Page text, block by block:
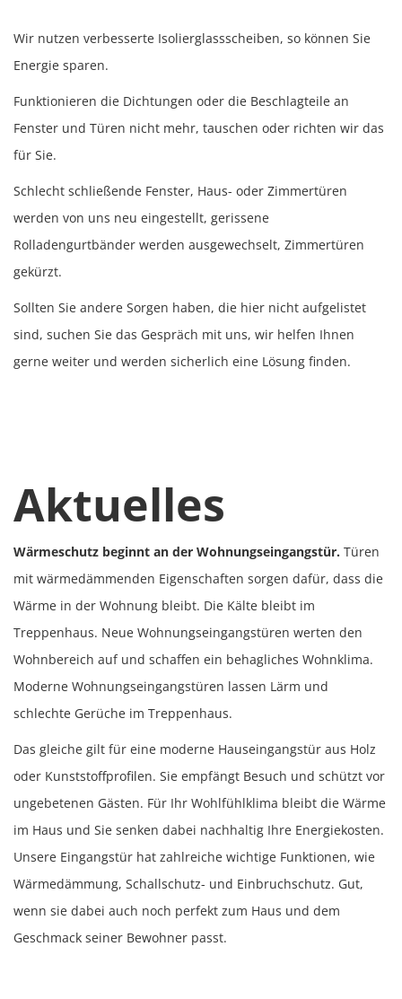
Wir nutzen verbesserte Isolierglassscheiben, so können Sie
Energie sparen.
Funktionieren die Dichtungen oder die Beschlagteile an
Fenster und Türen nicht mehr, tauschen oder richten wir das
für Sie.
Schlecht schließende Fenster, Haus- oder Zimmertüren
werden von uns neu eingestellt, gerissene
Rolladengurtbänder werden ausgewechselt, Zimmertüren
gekürzt.
Sollten Sie andere Sorgen haben, die hier nicht aufgelistet
sind, suchen Sie das Gespräch mit uns, wir helfen Ihnen
gerne weiter und werden sicherlich eine Lösung finden.
Aktuelles
Wärmeschutz beginnt an der Wohnungseingangstür. Türen
mit wärmedämmenden Eigenschaften sorgen dafür, dass die
Wärme in der Wohnung bleibt. Die Kälte bleibt im
Treppenhaus. Neue Wohnungseingangstüren werten den
Wohnbereich auf und schaffen ein behagliches Wohnklima.
Moderne Wohnungseingangstüren lassen Lärm und
schlechte Gerüche im Treppenhaus.
Das gleiche gilt für eine moderne Hauseingangstür aus Holz
oder Kunststoffprofilen. Sie empfängt Besuch und schützt vor
ungebetenen Gästen. Für Ihr Wohlfühlklima bleibt die Wärme
im Haus und Sie senken dabei nachhaltig Ihre Energiekosten.
Unsere Eingangstür hat zahlreiche wichtige Funktionen, wie
Wärmedämmung, Schallschutz- und Einbruchschutz. Gut,
wenn sie dabei auch noch perfekt zum Haus und dem
Geschmack seiner Bewohner passt.